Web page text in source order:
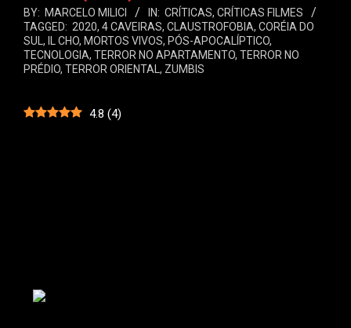
BY: MARCELO MILICI IN: CRÍTICAS, CRÍTICAS FILMES
TAGGED: 2020, 4 CAVEIRAS, CLAUSTROFOBIA, CORÉIA DO
SUL, IL CHO, MORTOS VIVOS, PÓS-APOCALÍPTICO,
TECNOLOGIA, TERROR NO APARTAMENTO, TERROR NO
PRÉDIO, TERROR ORIENTAL, ZUMBIS
4.8 (4)